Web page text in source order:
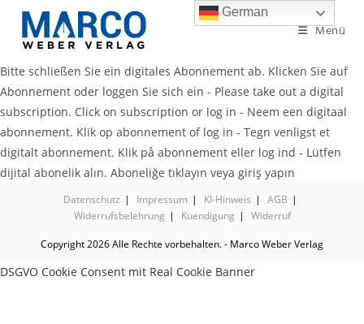
Menü
Bitte schließen Sie ein digitales Abonnement ab. Klicken Sie auf
Abonnement oder loggen Sie sich ein - Please take out a digital
subscription. Click on subscription or log in - Neem een digitaal
abonnement. Klik op abonnement of log in - Tegn venligst et
digitalt abonnement. Klik på abonnement eller log ind - Lütfen
dijital abonelik alın. Aboneliğe tıklayın veya giriş yapın
Datenschutz Impressum KI-Hinweis
AGB
Widerrufsbelehrung
Kuendigung Widerruf
Copyright 2026 Alle Rechte vorbehalten. - Marco Weber Verlag
German
DSGVO Cookie Consent mit Real Cookie Banner